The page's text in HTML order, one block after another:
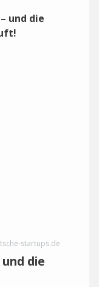
startups.de
die